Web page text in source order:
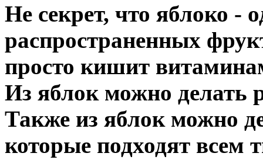
Не секрет, что яблоко -
распространенных
просто кишит
Из яблок можно делать
Также из яблок можно
которые подходят всем